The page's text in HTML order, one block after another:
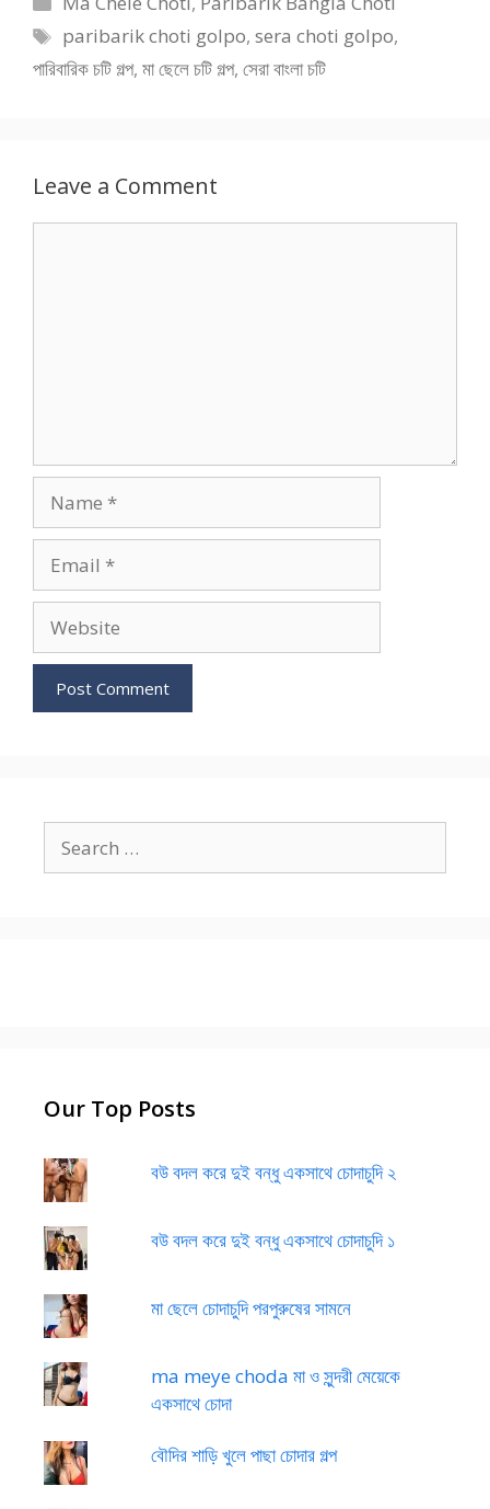
Tags
paribarik choti golpo,sera choti golpo,
পারিবারিক চটি গল্প, মা ছেলে চটি গল্প, সেরা বাংলা চটি
Leave a Comment
for:
Our Top Posts
বউ বদল করে দুই বন্ধু একসাথে চোদাচুদি ২
বউ বদল করে দুই বন্ধু একসাথে চোদাচুদি ১
মা ছেলে চোদাচুদি পরপুরুষের সামনে
ma meye choda মা ও সুন্দরী মেয়েকে
একসাথে চোদা
বৌদির শাড়ি খুলে পাছা চোদার গল্প